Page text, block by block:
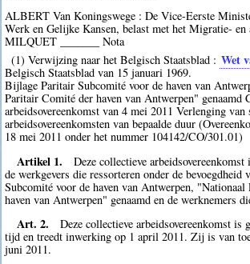
ALBERT Van Koningswege : De Vice-Eerste
Werk en Gelijke Kansen, belast met het Migratie-
MILQUET _______ Nota
(1) Verwijzing naar het Belgisch Staatsblad : Wet
Belgisch Staatsblad van 15 januari 1969.
Bijlage Paritair Subcomité voor de haven van
Paritair Comité der haven van Antwerpen" genaamd
arbeidsovereenkomst van 4 mei 2011 Verlenging
arbeidsovereenkomsten van bepaalde duur
18 mei 2011 onder het nummer 104142/CO/301.01)
Artikel 1.
Deze collectieve
de werkgevers die ressorteren onder de bevoegdheid
Subcomité voor de haven van Antwerpen,
haven van Antwerpen" genaamd en de werknemers
Art. 2.
Deze collectieve arbeidsovereenkomst is
tijd en treedt inwerking op 1 april 2011. Zij is van
juni 2011.